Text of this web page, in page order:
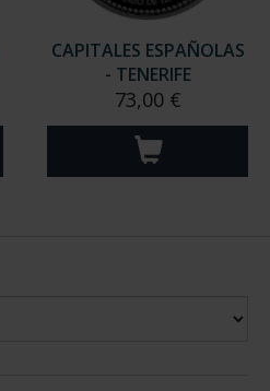
CAPITALES ESPAÑOLAS
- TENERIFE
73,00 €